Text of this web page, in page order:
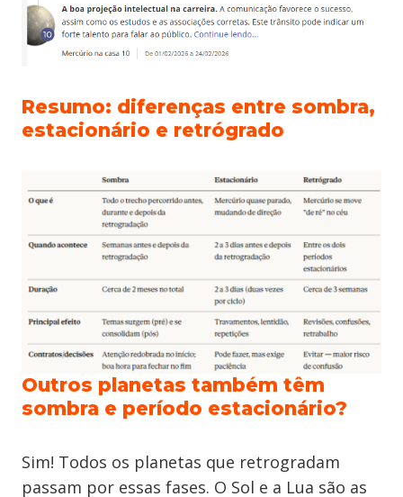
Resumo: diferenças entre sombra,
estacionário e retrógrado
Outros planetas também têm
sombra e período estacionário?
Sim! Todos os planetas que retrogradam
passam por essas fases. O Sol e a Lua são as